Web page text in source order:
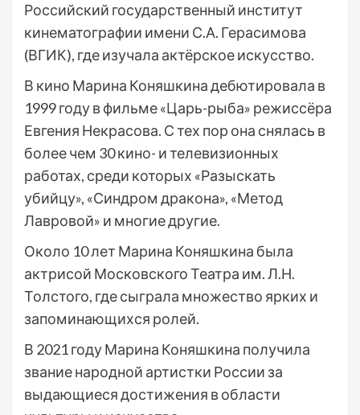
Российский государственный институт
кинематографии имени С.А. Герасимова
(ВГИК), где изучала актёрское искусство.
В кино Марина Коняшкина дебютировала в
1999 году в фильме «Царь-рыба» режиссёра
Евгения Некрасова. С тех пор она снялась в
более чем 30 кино- и телевизионных
работах, среди которых «Разыскать
убийцу», «Синдром дракона», «Метод
Лавровой» и многие другие.
Около 10 лет Марина Коняшкина была
актрисой Московского Театра им. Л.Н.
Толстого, где сыграла множество ярких и
запоминающихся ролей.
В 2021 году Марина Коняшкина получила
звание народной артистки России за
выдающиеся достижения в области